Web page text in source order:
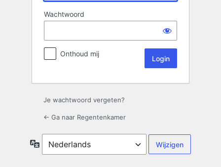
Wachtwoord
Onthoud mij
Je wachtwoord vergeten?
← Ga naar Regentenkamer
Taal